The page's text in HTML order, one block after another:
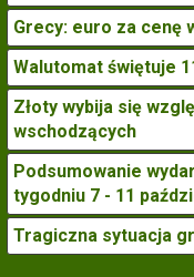
Grecy: euro za cenę
Walutomat świętuje
Złoty wybija się
wschodzących
Podsumowanie
tygodniu 7 - 11
Tragiczna sytuacja